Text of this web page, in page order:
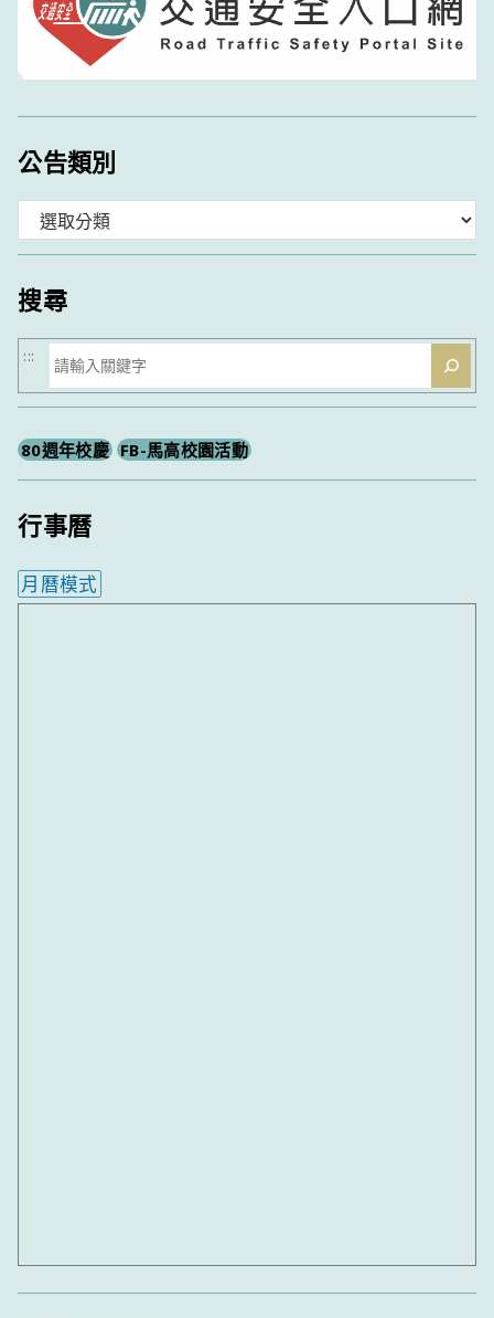
公告類別
類
搜尋
搜
尋
:::
80週年校慶 FB-馬高校園活動
行事曆
月曆模式